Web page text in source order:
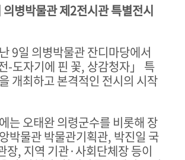
의병박물관 제2전시관 특별전시
9일 의병박물관 잔디마당에서
-도자기에 핀 꽃, 상감청자」 특
개최하고 본격적인 전시의 시작
는 오태완 의령군수를 비롯해 장
박물관 박물관기획관, 박진일 국
장, 지역 기관·사회단체장 등이